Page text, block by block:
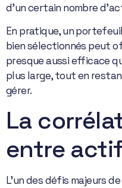
d’un certain nombre
En pratique, un
bien sélectionnés peut
presque aussi efficace
plus large, tout en
gérer.
La
entre
L’un des défis majeurs